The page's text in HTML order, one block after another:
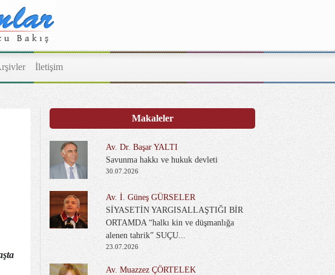
İletişim
Makaleler
Av. Dr. Başar YALTI
Savunma hakkı ve hukuk devleti
30.07.2026
Av. İ. Güneş GÜRSELER
SİYASETİN YARGISALLAŞTIĞI BİR
ORTAMDA “halkı kin ve düşmanlığa
alenen tahrik” SUÇU...
23.07.2026
Av. Muazzez ÇÖRTELEK